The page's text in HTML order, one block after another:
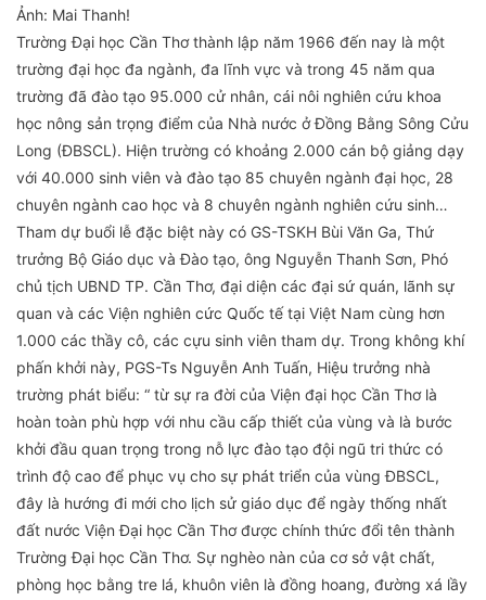
Ảnh: Mai Thanh!
Trường Đại học Cần Thơ thành lập năm 1966 đến nay là một
trường đại học đa ngành, đa lĩnh vực và trong 45 năm qua
trường đã đào tạo 95.000 cử nhân, cái nôi nghiên cứu khoa
học nông sản trọng điểm của Nhà nước ở Đồng Bằng Sông Cửu
Long (ĐBSCL). Hiện trường có khoảng 2.000 cán bộ giảng dạy
với 40.000 sinh viên và đào tạo 85 chuyên ngành đại học, 28
chuyên ngành cao học và 8 chuyên ngành nghiên cứu sinh…
Tham dự buổi lễ đặc biệt này có GS-TSKH Bùi Văn Ga, Thứ
trưởng Bộ Giáo dục và Đào tạo, ông Nguyễn Thanh Sơn, Phó
chủ tịch UBND TP. Cần Thơ, đại diện các đại sứ quán, lãnh sự
quan và các Viện nghiên cức Quốc tế tại Việt Nam cùng hơn
1.000 các thầy cô, các cựu sinh viên tham dự. Trong không khí
phấn khởi này, PGS-Ts Nguyễn Anh Tuấn, Hiệu trưởng nhà
trường phát biểu: “ từ sự ra đời của Viện đại học Cần Thơ là
hoàn toàn phù hợp với nhu cầu cấp thiết của vùng và là bước
khởi đầu quan trọng trong nỗ lực đào tạo đội ngũ tri thức có
trình độ cao để phục vụ cho sự phát triển của vùng ĐBSCL,
đây là hướng đi mới cho lịch sử giáo dục để ngày thống nhất
đất nước Viện Đại học Cần Thơ được chính thức đổi tên thành
Trường Đại học Cần Thơ. Sự nghèo nàn của cơ sở vật chất,
phòng học bằng tre lá, khuôn viên là đồng hoang, đường xá lầy